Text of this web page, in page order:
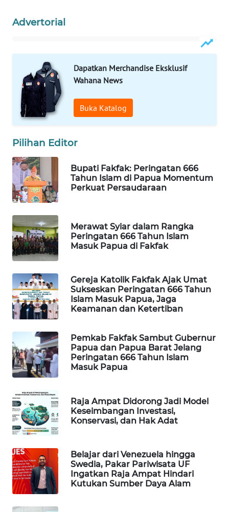
Advertorial
Dapatkan Merchandise Eksklusif
Wahana News
Buka Katalog
Pilihan Editor
Bupati Fakfak: Peringatan 666
Tahun Islam di Papua Momentum
Perkuat Persaudaraan
Merawat Syiar dalam Rangka
Peringatan 666 Tahun Islam
Masuk Papua di Fakfak
Gereja Katolik Fakfak Ajak Umat
Sukseskan Peringatan 666 Tahun
Islam Masuk Papua, Jaga
Keamanan dan Ketertiban
Pemkab Fakfak Sambut Gubernur
Papua dan Papua Barat Jelang
Peringatan 666 Tahun Islam
Masuk Papua
Raja Ampat Didorong Jadi Model
Keseimbangan Investasi,
Konservasi, dan Hak Adat
Belajar dari Venezuela hingga
Swedia, Pakar Pariwisata UF
Ingatkan Raja Ampat Hindari
Kutukan Sumber Daya Alam
WAHANA
DESA
WISATA
LAPAK
Wahana
Network
KONSUMEN
LISTRIK
MASYARAKAT
KELISTRIKAN
ID
MAWAKA
ID
MARTABAT
NET
WATCH
MKLI
LPKKI
LKKI